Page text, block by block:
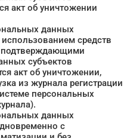
акт об уничтожении
данных
средств
подтверждающими
субъектов
акт об уничтожении,
из журнала регистрации
персональных
данных
с